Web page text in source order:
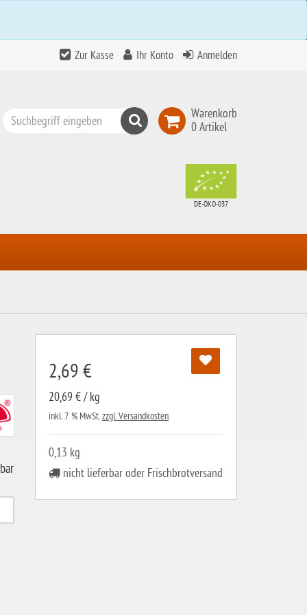
Zur Kasse Ihr Konto Anmelden
Warenkorb
0 Artikel
Suchen
DE-ÖKO-037
2,69 €
20,69 € / kg
inkl. 7 % MwSt.zzgl. Versandkosten
0,13 kg
nicht lieferbar oder Frischbrotversand